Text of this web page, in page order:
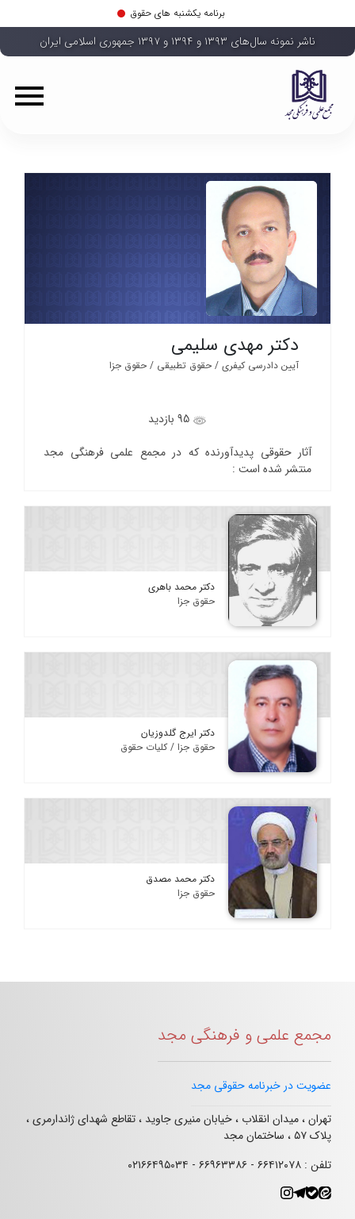
برنامه یکشنبه های حقوق
ناشر نمونه سال‌های ۱۳۹۳ و ۱۳۹۴ و ۱۳۹۷ جمهوری اسلامی ایران
دکتر مهدی سلیمی
آیین دادرسی کیفری / حقوق تطبیقی / حقوق جزا
آثار حقوقی پدیدآورنده که در مجمع علمی فرهنگی مجد
منتشر شده است :
دکتر محمد باهری
حقوق جزا
دکتر ایرج گلدوزیان
حقوق جزا / کلیات حقوق
دکتر محمد مصدق
حقوق جزا
مجمع علمی و فرهنگی مجد
عضویت در خبرنامه حقوقی مجد
تهران ، میدان انقلاب ، خیابان منیری جاوید ، تقاطع شهدای ژاندارمری ،
پلاک ۵۷ ، ساختمان مجد
تلفن : ۶۶۴۱۲۰۷۸ - ۶۶۹۶۳۳۸۶ - ۰۲۱۶۶۴۹۵۰۳۴